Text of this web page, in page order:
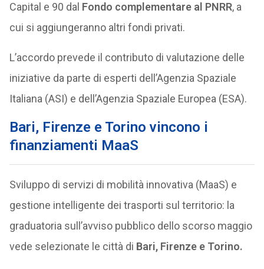
Capital e 90 dal Fondo complementare al PNRR, a
cui si aggiungeranno altri fondi privati.
L’accordo prevede il contributo di valutazione delle
iniziative da parte di esperti dell’Agenzia Spaziale
Italiana (ASI) e dell’Agenzia Spaziale Europea (ESA).
Bari, Firenze e Torino vincono i
finanziamenti MaaS
Sviluppo di servizi di mobilità innovativa (MaaS) e
gestione intelligente dei trasporti sul territorio: la
graduatoria sull’avviso pubblico dello scorso maggio
vede selezionate le città di Bari, Firenze e Torino.